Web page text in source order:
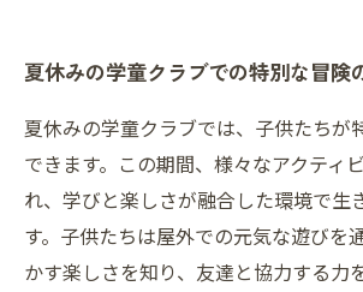
夏休みの思い出を形にするアート
笑顔あふれる夏休みを！学童ク
ィング
夏休みの学童クラブでの特別な冒険
夏休みの学童クラブでは、子供たちが
できます。この期間、様々なアクティ
れ、学びと楽しさが融合した環境で生
す。子供たちは屋外での元気な遊びを
かす楽しさを知り、友達と協力する力